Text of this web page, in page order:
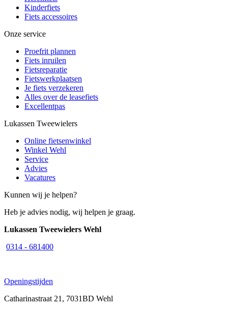
Kinderfiets
Fiets accessoires
Onze service
Proefrit plannen
Fiets inruilen
Fietsreparatie
Fietswerkplaatsen
Je fiets verzekeren
Alles over de leasefiets
Excellentpas
Lukassen Tweewielers
Online fietsenwinkel
Winkel Wehl
Service
Advies
Vacatures
Kunnen wij je helpen?
Heb je advies nodig, wij helpen je graag.
Lukassen Tweewielers Wehl
0314 - 681400
Openingstijden
Catharinastraat 21, 7031BD Wehl